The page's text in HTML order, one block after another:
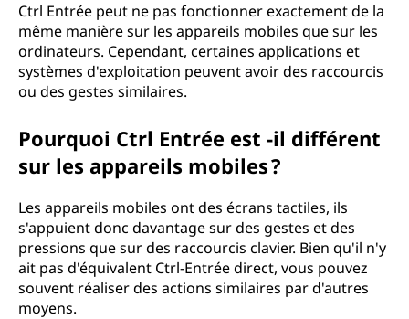
Ctrl Entrée peut ne pas fonctionner exactement de la
même manière sur les appareils mobiles que sur les
ordinateurs. Cependant, certaines applications et
systèmes d'exploitation peuvent avoir des raccourcis
ou des gestes similaires.
Pourquoi Ctrl Entrée est -il différent
sur les appareils mobiles ?
Les appareils mobiles ont des écrans tactiles, ils
s'appuient donc davantage sur des gestes et des
pressions que sur des raccourcis clavier. Bien qu'il n'y
ait pas d'équivalent Ctrl-Entrée direct, vous pouvez
souvent réaliser des actions similaires par d'autres
moyens.